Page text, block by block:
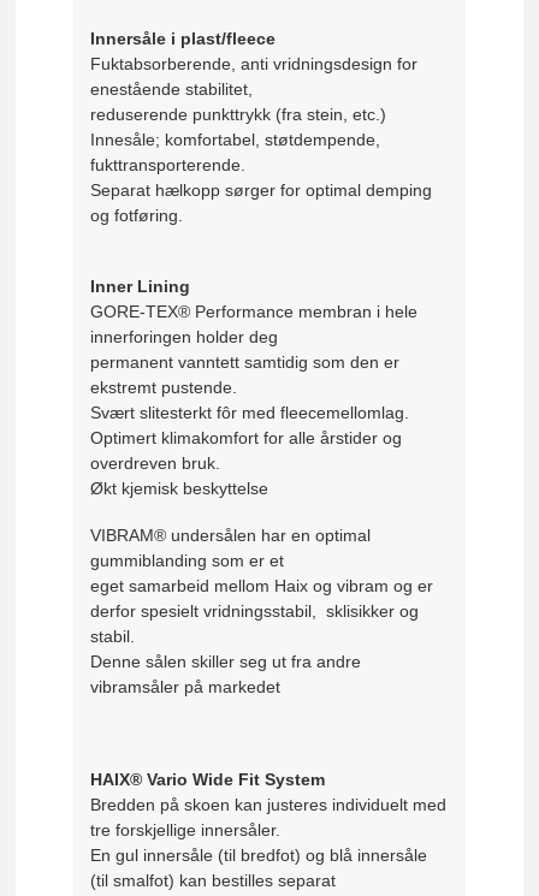
Innersåle i plast/fleece
Fuktabsorberende, anti vridningsdesign for
enestående stabilitet,
reduserende punkttrykk (fra stein, etc.)
Innesåle; komfortabel, støtdempende,
fukttransporterende.
Separat hælkopp sørger for optimal demping
og fotføring.
Inner Lining
GORE-TEX® Performance membran i hele
innerforingen holder deg
permanent vanntett samtidig som den er
ekstremt pustende.
Svært slitesterkt fôr med fleecemellomlag.
Optimert klimakomfort for alle årstider og
overdreven bruk.
Økt kjemisk beskyttelse
VIBRAM® undersålen har en optimal
gummiblanding som er et
eget samarbeid mellom Haix og vibram og er
derfor spesielt vridningsstabil, sklisikker og
stabil.
Denne sålen skiller seg ut fra andre
vibramsåler på markedet
HAIX® Vario Wide Fit System
Bredden på skoen kan justeres individuelt med
tre forskjellige innersåler.
En gul innersåle (til bredfot) og blå innersåle
(til smalfot) kan bestilles separat